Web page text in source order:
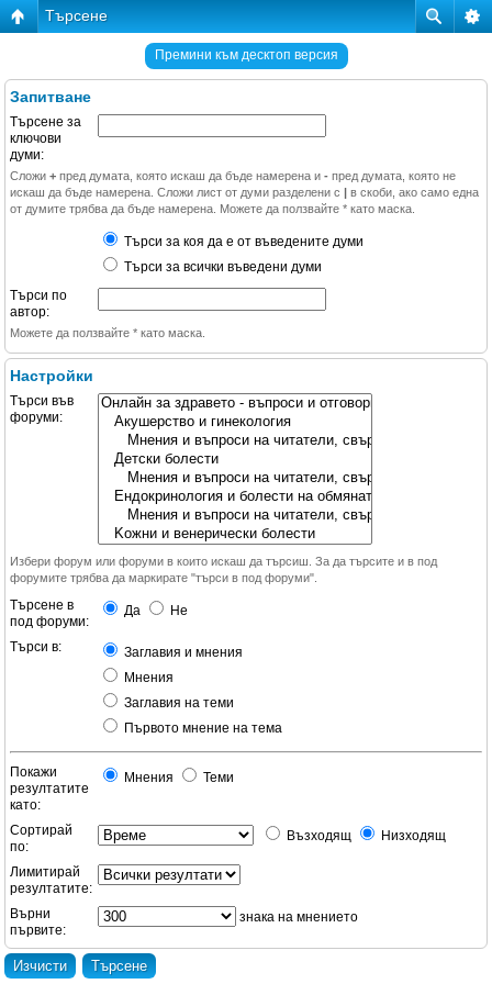
Търсене
Премини към десктоп версия
Запитване
Търсене за
ключови
думи:
Сложи + пред думата, която искаш да бъде намерена и - пред думата, която не
искаш да бъде намерена. Сложи лист от думи разделени с | в скоби, ако само една
от думите трябва да бъде намерена. Можете да ползвайте * като маска.
Търси за коя да е от въведените думи
Търси за всички въведени думи
Търси по
автор:
Можете да ползвайте * като маска.
Настройки
Търси във
форуми:
Избери форум или форуми в които искаш да търсиш. За да търсите и в под
форумите трябва да маркирате "търси в под форуми".
Търсене в
под форуми:
Да Не
Търси в:
Заглавия и мнения
Мнения
Заглавия на теми
Първото мнение на тема
Покажи
резултатите
като:
Мнения Теми
Сортирай
по:
Възходящ Низходящ
Лимитирай
резултатите:
Върни
първите:
знака на мнението